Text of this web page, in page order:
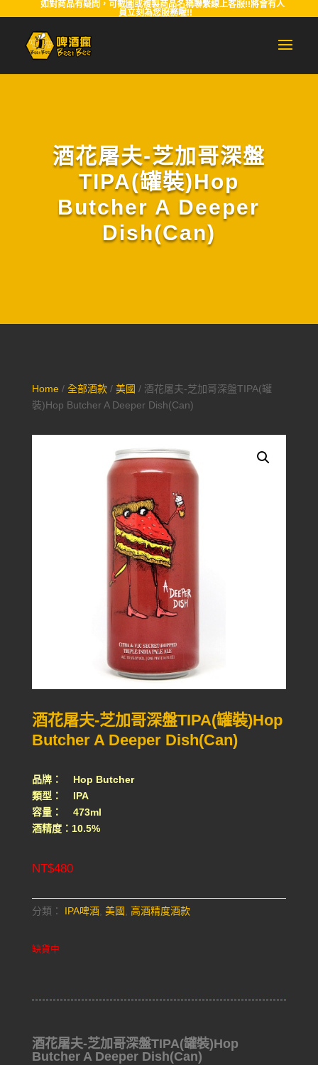
如對商品有疑問，可截圖或複製商品名稱聯繫線上客服!!將會有人
員立刻為您服務喔!!
酒花屠夫-芝加哥深盤
TIPA(罐裝)Hop
Butcher A Deeper
Dish(Can)
Home/ 全部酒款/ 美國 / 酒花屠夫-芝加哥深盤TIPA(罐
裝)Hop Butcher A Deeper Dish(Can)
酒花屠夫-芝加哥深盤TIPA(罐裝)Hop
Butcher A Deeper Dish(Can)
品牌： Hop Butcher
類型： IPA
容量： 473ml
酒精度：10.5%
NT$480
分類： IPA啤酒, 美國, 高酒精度酒款
缺貨中
酒花屠夫-芝加哥深盤TIPA(罐裝)Hop
Butcher A Deeper Dish(Can)